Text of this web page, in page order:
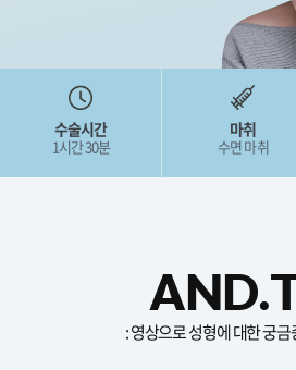
수술시간
1시간 30분
마취
수면 마취
: 영상으로 성형에 대한 궁